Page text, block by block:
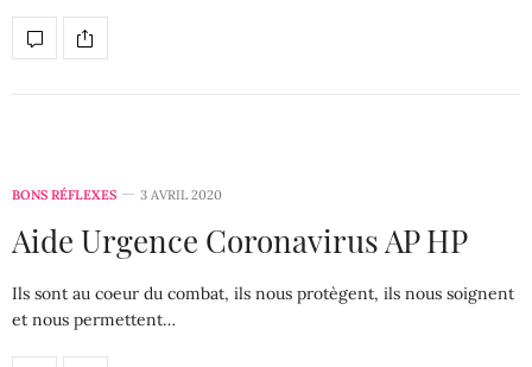
BONS RÉFLEXES 3 AVRIL 2020
Aide Urgence Coronavirus AP HP
Ils sont au coeur du combat, ils nous protègent, ils nous soignent
et nous permettent…